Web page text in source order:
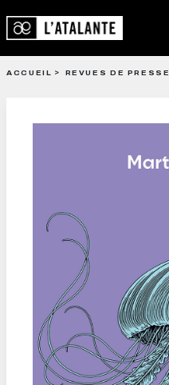
ACCUEIL REVUES DE PRESSE